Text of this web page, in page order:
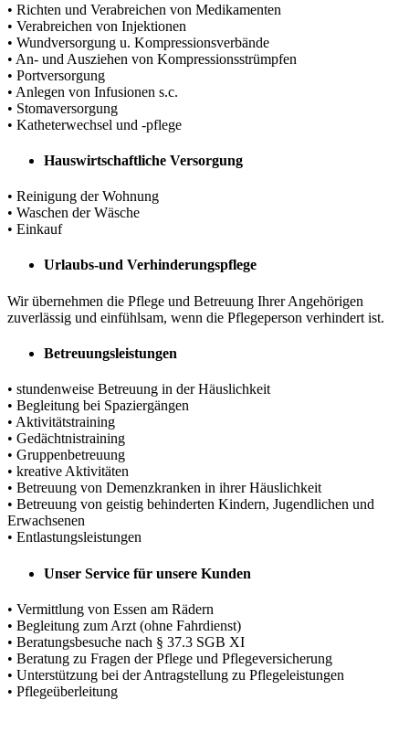
• Richten und Verabreichen von Medikamenten
• Verabreichen von Injektionen
• Wundversorgung u. Kompressionsverbände
• An- und Ausziehen von Kompressionsstrümpfen
• Portversorgung
• Anlegen von Infusionen s.c.
• Stomaversorgung
• Katheterwechsel und -pflege
Hauswirtschaftliche Versorgung
• Reinigung der Wohnung
• Waschen der Wäsche
• Einkauf
Urlaubs-und Verhinderungspflege
Wir übernehmen die Pflege und Betreuung Ihrer Angehörigen
zuverlässig und einfühlsam, wenn die Pflegeperson verhindert ist.
Betreuungsleistungen
• stundenweise Betreuung in der Häuslichkeit
• Begleitung bei Spaziergängen
• Aktivitätstraining
• Gedächtnistraining
• Gruppenbetreuung
• kreative Aktivitäten
• Betreuung von Demenzkranken in ihrer Häuslichkeit
• Betreuung von geistig behinderten Kindern, Jugendlichen und
Erwachsenen
• Entlastungsleistungen
Unser Service für unsere Kunden
• Vermittlung von Essen am Rädern
• Begleitung zum Arzt (ohne Fahrdienst)
• Beratungsbesuche nach § 37.3 SGB XI
• Beratung zu Fragen der Pflege und Pflegeversicherung
• Unterstützung bei der Antragstellung zu Pflegeleistungen
• Pflegeüberleitung